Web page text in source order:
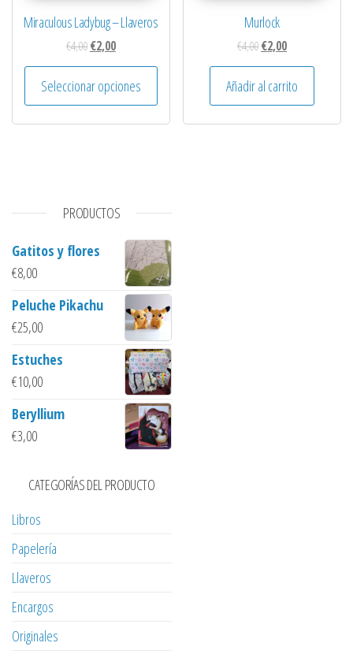
Miraculous Ladybug – Llaveros
€4,00El precio original era: €4,00.
€2,00El precio actual es: €2,00.
Seleccionar opciones
Este producto tiene múltiples variantes.
Murlock
€4,00El precio original era:
€2,00El precio actual
Añadir al carrito
PRODUCTOS
Gatitos y flores
€8,00
Peluche Pikachu
€25,00
Estuches
€10,00
Beryllium
€3,00
CATEGORÍAS DEL PRODUCTO
Libros
Papelería
Llaveros
Encargos
Originales